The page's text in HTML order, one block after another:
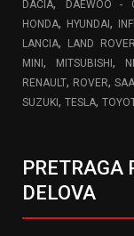
DACIA, DAEWOO -
HONDA, HYUNDAI,
LANCIA, LAND ROVER
MINI, MITSUBISHI,
RENAULT, ROVER,
SUZUKI, TESLA,
PRETRAGA
DELOVA